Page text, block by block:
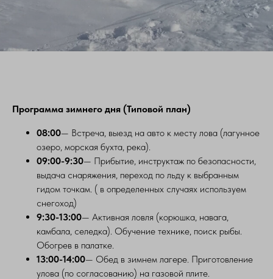
Программа зимнего дня (Типовой план)
08:00— Встреча, выезд на авто к месту лова (лагунное
озеро, морская бухта, река).
09:00-9:30— Прибытие, инструктаж по безопасности,
выдача снаряжения, переход по льду к выбранным
гидом точкам. ( в определенных случаях используем
снегоход)
9:30-13:00— Активная ловля (корюшка, навага,
камбала, селедка). Обучение технике, поиск рыбы.
Обогрев в палатке.
13:00-14:00— Обед в зимнем лагере. Приготовление
улова (по согласованию) на газовой плите.